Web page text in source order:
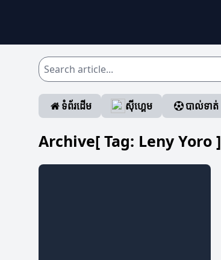
ទំព័រដើម ស៊ីហ្គេម បាល់ទាត់
Archive[ Tag: Leny Yoro ]